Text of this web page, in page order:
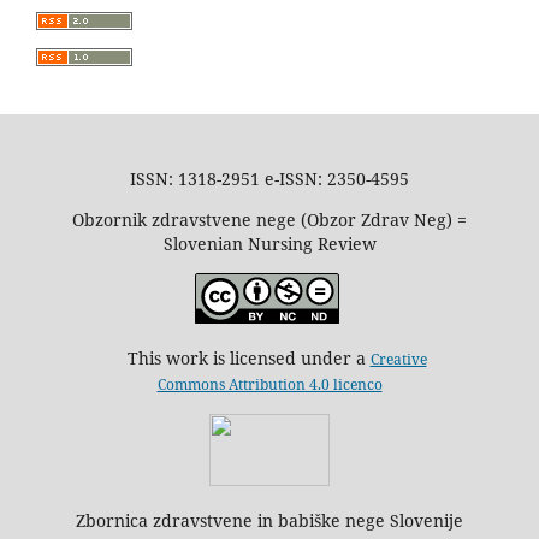
ISSN: 1318-2951 e-ISSN: 2350-4595
Obzornik zdravstvene nege (Obzor Zdrav Neg) =
Slovenian Nursing Review
This work is licensed under a Creative
Commons Attribution 4.0 licenco
Zbornica zdravstvene in babiške nege Slovenije